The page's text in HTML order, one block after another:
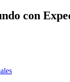
con